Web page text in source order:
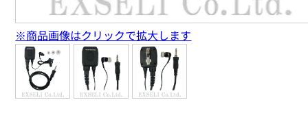
※商品画像はクリックで拡大します